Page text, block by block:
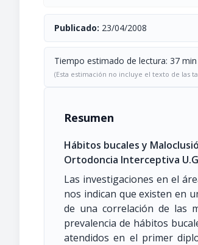
Publicado: 23/04/2008
Tiempo estimado de lectura: 37
(Esta estimación no incluye el texto de las
Resumen
Hábitos bucales y
Ortodoncia Interceptiva
Las investigaciones en el
nos indican que existen en
de una correlación de las
prevalencia de hábitos
atendidos en el primer